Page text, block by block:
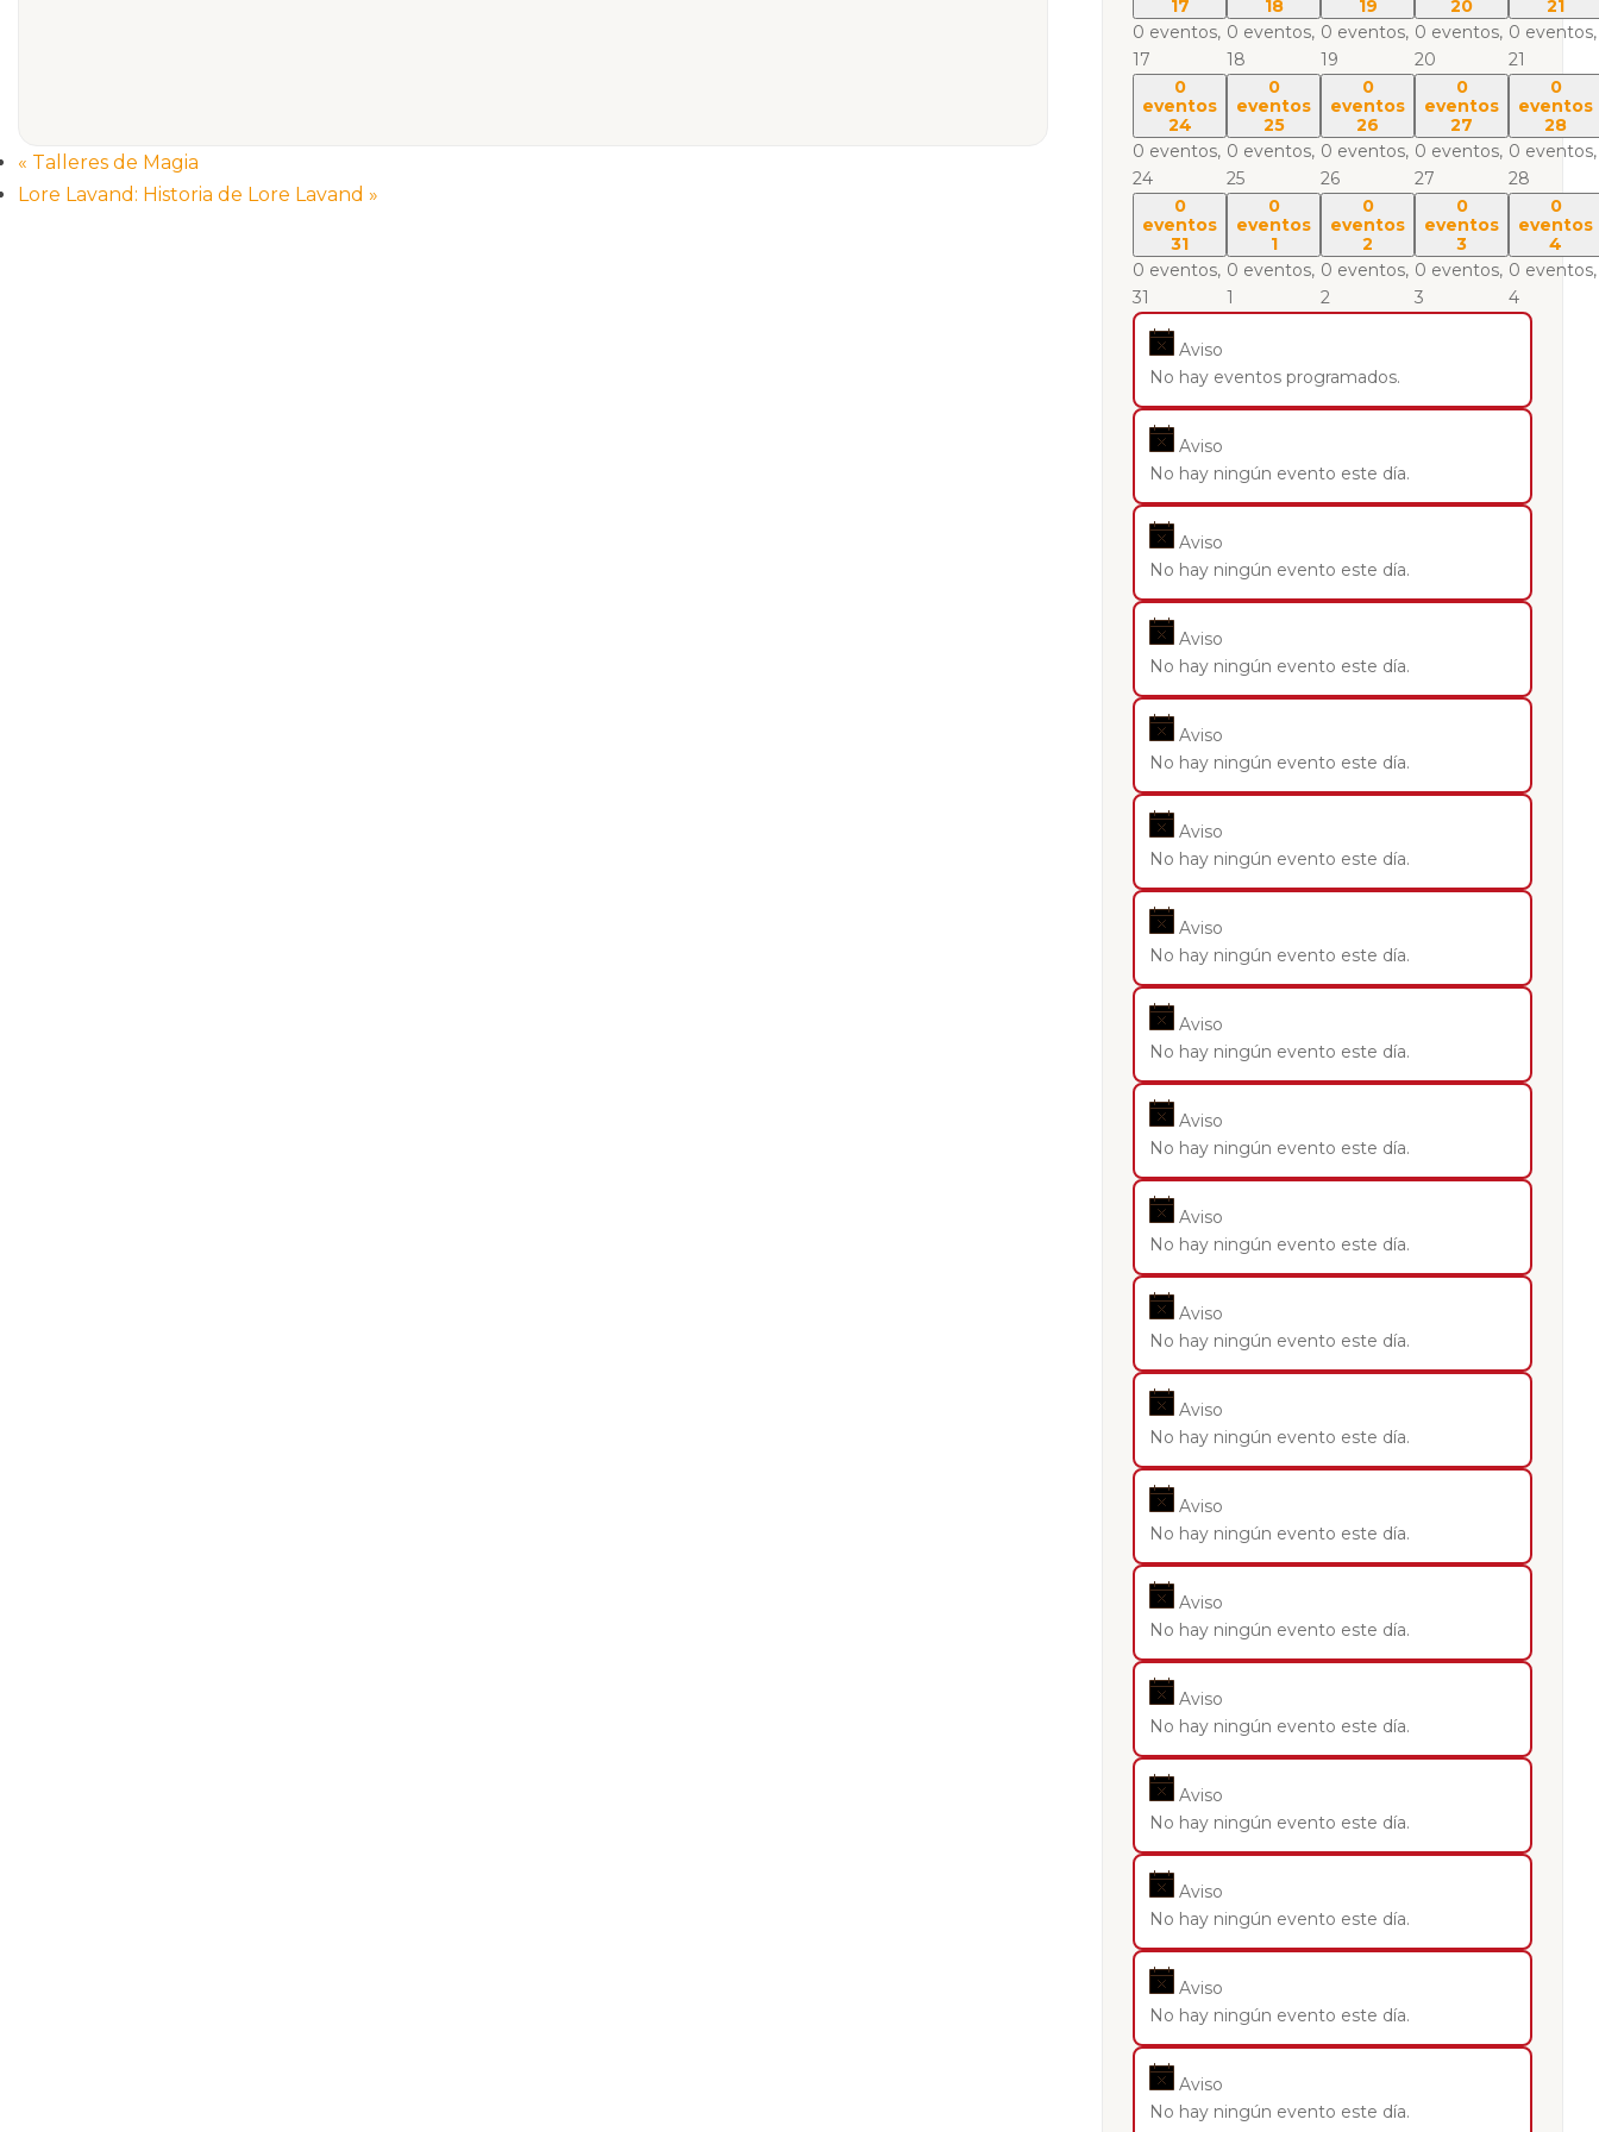
« Talleres de Magia
Lore Lavand: Historia de Lore Lavand »
17
0 eventos,
17
18
0 eventos,
18
19
0 eventos,
19
20
0 eventos,
20
21
0 eventos,
21
0
eventos
24
0 eventos,
24
0
eventos
25
0 eventos,
25
0
eventos
26
0 eventos,
26
0
eventos
27
0 eventos,
27
0
eventos
28
0 eventos,
28
0
eventos
31
0 eventos,
31
0
eventos
1
0 eventos,
1
0
eventos
2
0 eventos,
2
0
eventos
3
0 eventos,
3
0
eventos
4
0 eventos,
4
Aviso
No hay eventos programados.
Aviso
No hay ningún evento este día.
Aviso
No hay ningún evento este día.
Aviso
No hay ningún evento este día.
Aviso
No hay ningún evento este día.
Aviso
No hay ningún evento este día.
Aviso
No hay ningún evento este día.
Aviso
No hay ningún evento este día.
Aviso
No hay ningún evento este día.
Aviso
No hay ningún evento este día.
Aviso
No hay ningún evento este día.
Aviso
No hay ningún evento este día.
Aviso
No hay ningún evento este día.
Aviso
No hay ningún evento este día.
Aviso
No hay ningún evento este día.
Aviso
No hay ningún evento este día.
Aviso
No hay ningún evento este día.
Aviso
No hay ningún evento este día.
Aviso
No hay ningún evento este día.